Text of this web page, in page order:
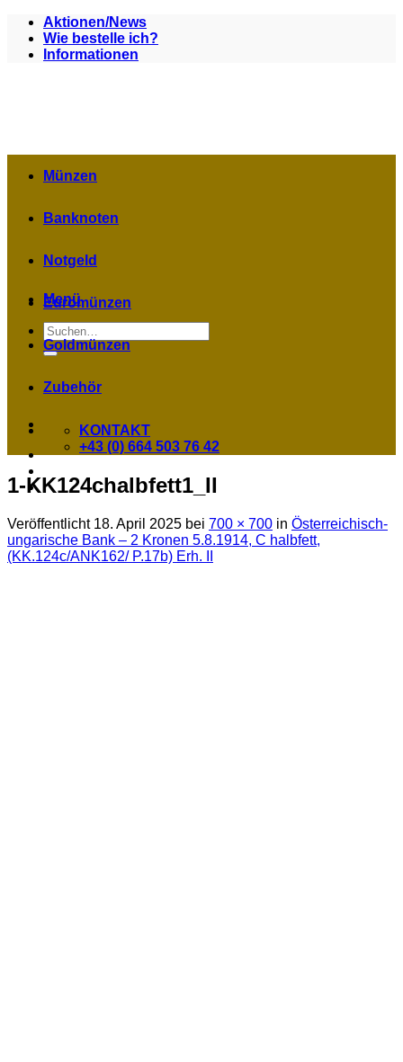
Zum
Inhalt
springen
Aktionen/News
Wie bestelle ich?
Informationen
Menü
Suchen
nach:
Münzen
Banknoten
Notgeld
Euromünzen
Goldmünzen
Zubehör
KONTAKT
+43 (0) 664 503 76 42
1-KK124chalbfett1_II
Veröffentlicht 18. April 2025 bei 700 × 700 in Österreichisch-
ungarische Bank – 2 Kronen 5.8.1914, C halbfett,
(KK.124c/ANK162/ P.17b) Erh. II